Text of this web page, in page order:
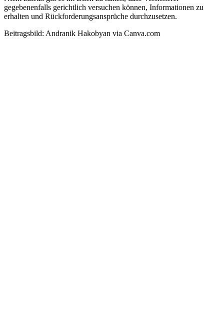
gegebenenfalls gerichtlich versuchen können, Informationen zu
erhalten und Rückforderungsansprüche durchzusetzen.
Beitragsbild: Andranik Hakobyan via Canva.com